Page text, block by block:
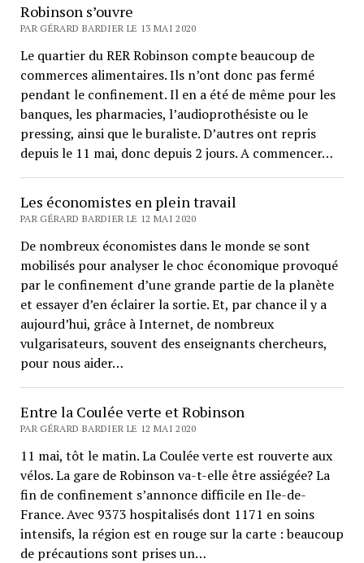
Robinson s’ouvre
PAR GÉRARD BARDIER LE 13 MAI 2020
Le quartier du RER Robinson compte beaucoup de
commerces alimentaires. Ils n’ont donc pas fermé
pendant le confinement. Il en a été de même pour les
banques, les pharmacies, l’audioprothésiste ou le
pressing, ainsi que le buraliste. D’autres ont repris
depuis le 11 mai, donc depuis 2 jours. A commencer…
Les économistes en plein travail
PAR GÉRARD BARDIER LE 12 MAI 2020
De nombreux économistes dans le monde se sont
mobilisés pour analyser le choc économique provoqué
par le confinement d’une grande partie de la planète
et essayer d’en éclairer la sortie. Et, par chance il y a
aujourd’hui, grâce à Internet, de nombreux
vulgarisateurs, souvent des enseignants chercheurs,
pour nous aider…
Entre la Coulée verte et Robinson
PAR GÉRARD BARDIER LE 12 MAI 2020
11 mai, tôt le matin. La Coulée verte est rouverte aux
vélos. La gare de Robinson va-t-elle être assiégée? La
fin de confinement s’annonce difficile en Ile-de-
France. Avec 9373 hospitalisés dont 1171 en soins
intensifs, la région est en rouge sur la carte : beaucoup
de précautions sont prises un…